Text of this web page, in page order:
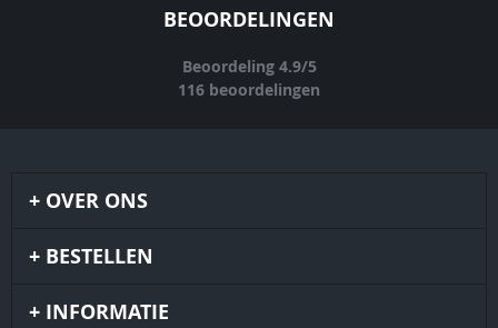
BEOORDELINGEN
Beoordeling 4.9/5
116 beoordelingen
OVER ONS
BESTELLEN
INFORMATIE